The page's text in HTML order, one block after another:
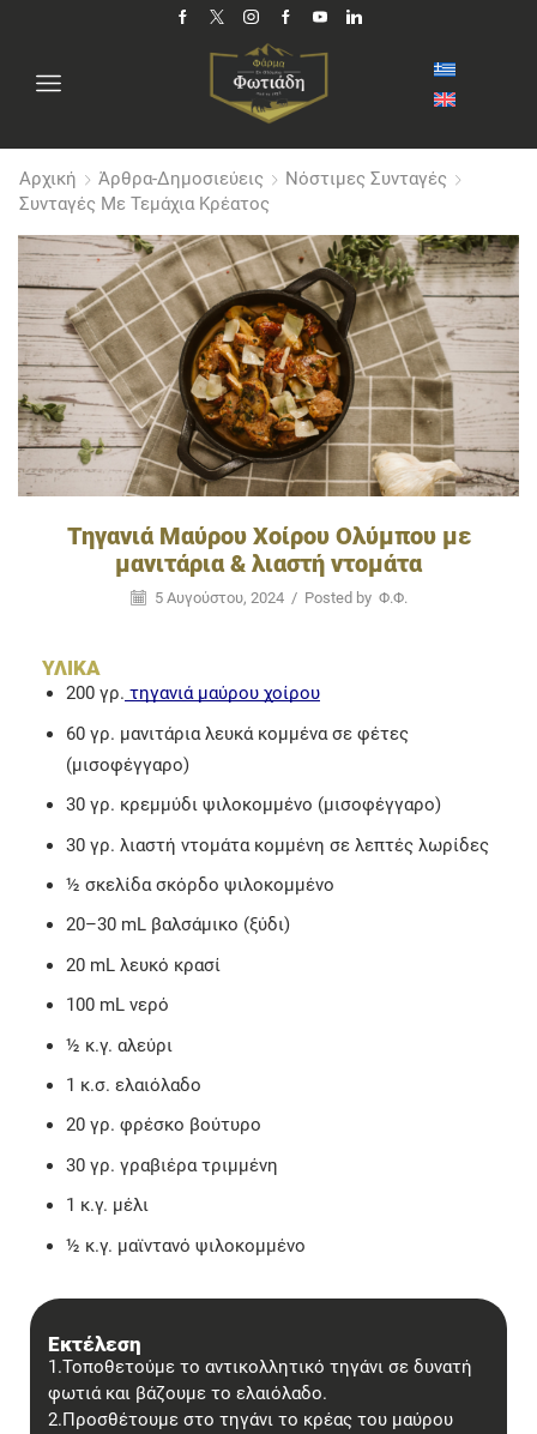
Αρχική Άρθρα-Δημοσιεύεις
Νόστιμες Συνταγές
Συνταγές Με Τεμάχια Κρέατος
Τηγανιά Μαύρου Χοίρου Ολύμπου με
μανιτάρια & λιαστή ντομάτα
5 Αυγούστου, 2024 / Posted by Φ.Φ.
ΥΛΙΚΑ
200 γρ. τηγανιά μαύρου χοίρου
60 γρ. μανιτάρια λευκά κομμένα σε φέτες
(μισοφέγγαρο)
30 γρ. κρεμμύδι ψιλοκομμένο (μισοφέγγαρο)
30 γρ. λιαστή ντομάτα κομμένη σε λεπτές λωρίδες
½ σκελίδα σκόρδο ψιλοκομμένο
20–30 mL βαλσάμικο (ξύδι)
20 mL λευκό κρασί
100 mL νερό
½ κ.γ. αλεύρι
1 κ.σ. ελαιόλαδο
20 γρ. φρέσκο βούτυρο
30 γρ. γραβιέρα τριμμένη
1 κ.γ. μέλι
½ κ.γ. μαϊντανό ψιλοκομμένο
Εκτέλεση
1.Τοποθετούμε το αντικολλητικό τηγάνι σε δυνατή
φωτιά και βάζουμε το ελαιόλαδο.
2.Προσθέτουμε στο τηγάνι το κρέας του μαύρου